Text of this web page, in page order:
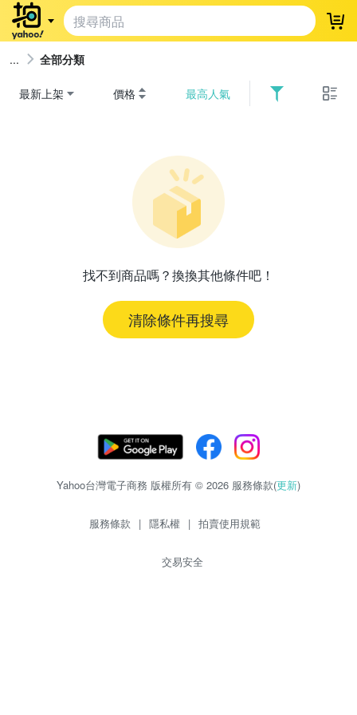
登
全部分類
最新上架 價格 最高人氣
找不到商品嗎？換換其他條件吧！
清除條件再搜尋
Yahoo台灣電子商務 版權所有 © 2026 服務條款(更新)
服務條款 | 隱私權 | 拍賣使用規範
交易安全